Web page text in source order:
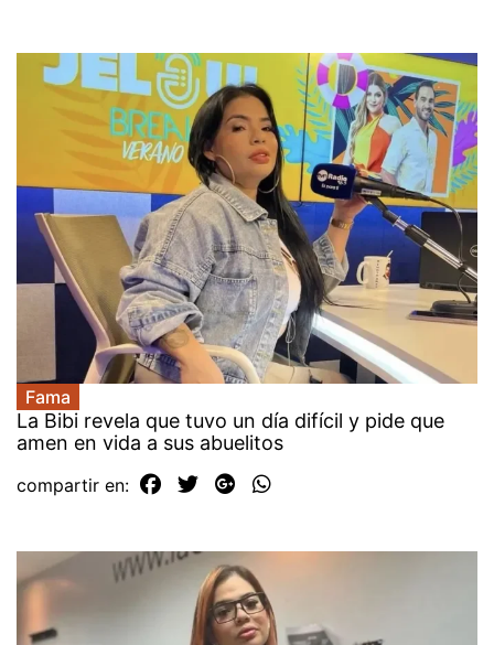
Fama
La Bibi revela que tuvo un día difícil y pide que
amen en vida a sus abuelitos
compartir en: